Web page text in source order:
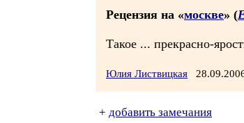
Рецензия на «москве» (
Такое ... прекрасно-
Юлия Листвицкая
+ добавить замечания